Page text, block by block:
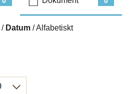
/ Datum /Alfabetiskt